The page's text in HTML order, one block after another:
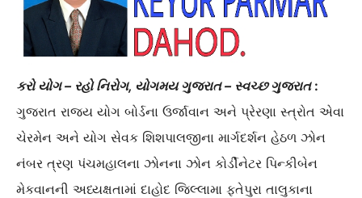
કરો યોગ – રહો નિરોગ, યોગમય ગુજરાત – સ્વચ્છ ગુજરાત:
ગુજરાત રાજ્ય યોગ બોર્ડના ઉર્જાવાન અને પ્રેરણા સ્ત્રોત એવા
ચેરમેન અને યોગ સેવક શિશપાલજીના માર્ગદર્શન હેઠળ ઝોન
નંબર ત્રણ પંચમહાલના ઝોનના ઝોન કોર્ડીનેટર પિન્કીબેન
મેકવાનની અધ્યક્ષતામાં દાહોદ જિલ્લામા ફતેપુરા તાલુકાના